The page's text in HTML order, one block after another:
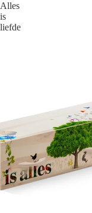
Alles
is
liefde